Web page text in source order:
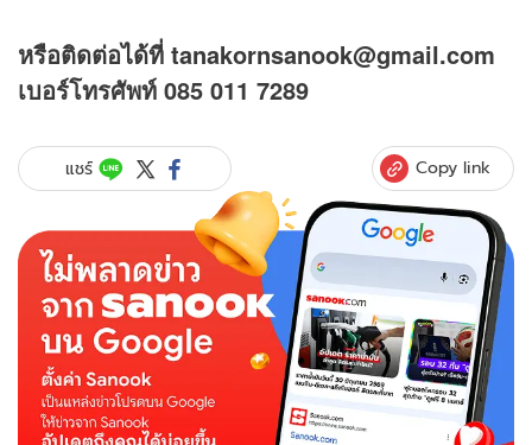
หรือติดต่อได้ที่ tanakornsanook@gmail.com
เบอร์โทรศัพท์ 085 011 7289
แชร์ Copy link